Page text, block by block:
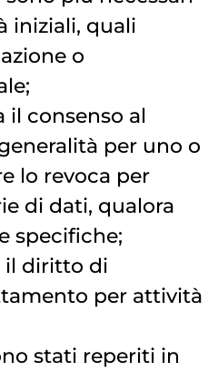
iniziali, quali
o
il consenso al
per uno o
lo revoca per
di dati, qualora
specifiche;
il diritto di
per attività
stati reperiti in